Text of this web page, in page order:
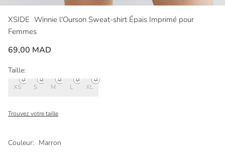
XSIDE Winnie l'Ourson Sweat-shirt Épais Imprimé pour
Femmes
69,00 MAD
Couleur: Marron
Taille:
XS S M L XL
Trouvez votre taille